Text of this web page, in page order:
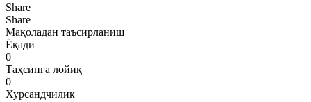
Share
Share
Мақоладан таъсирланиш
Ёқади
0
Таҳсинга лойиқ
0
Хурсандчилик